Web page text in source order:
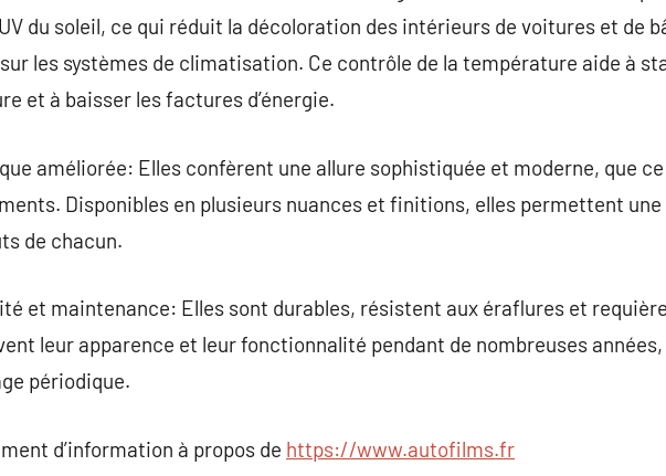
du soleil, ce qui réduit la décoloration des intérieurs de voitures et de
les systèmes de climatisation. Ce contrôle de la température aide à
et à baisser les factures d’énergie.
améliorée: Elles confèrent une allure sophistiquée et moderne, que
Disponibles en plusieurs nuances et finitions, elles permettent
de chacun.
et maintenance: Elles sont durables, résistent aux éraflures et
leur apparence et leur fonctionnalité pendant de nombreuses
périodique.
d’information à propos de https://www.autofilms.fr